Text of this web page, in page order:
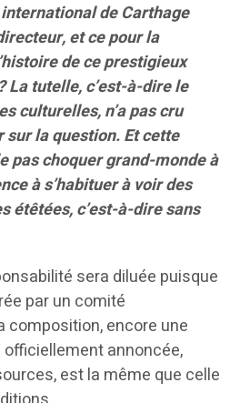
de Carthage
et ce pour la
de ce prestigieux
La tutelle, c’est-à-dire le
culturelles, n’a pas cru
la question. Et cette
pas choquer grand-monde à
à s’habituer à voir des
étêtées, c’est-à-dire sans
sera diluée puisque
par un comité
composition, encore une
officiellement annoncée,
est la même que celle